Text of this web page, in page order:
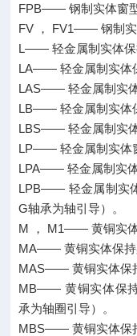
FPB—— 钢制实体窗
FV ， FV1—— 钢制实
L—— 轻金属制实体保
LA—— 轻金属制实体
LAS—— 轻金属制实体
LB—— 轻金属制实体
LBS—— 轻金属制实体
LP—— 轻金属制实体
LPA—— 轻金属制实体
LPB—— 轻金属制实
G轴承为轴引导）。
M ， M1—— 黄铜实体
MA—— 黄铜实体保持
MAS—— 黄铜实体保
MB—— 黄铜实体保
承为轴圈引导）。
MBS—— 黄铜实体保